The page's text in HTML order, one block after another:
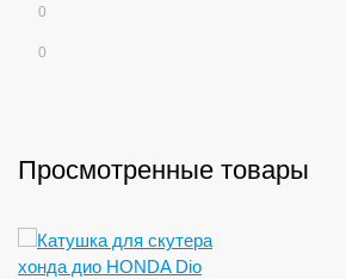
0
0
Просмотренные товары